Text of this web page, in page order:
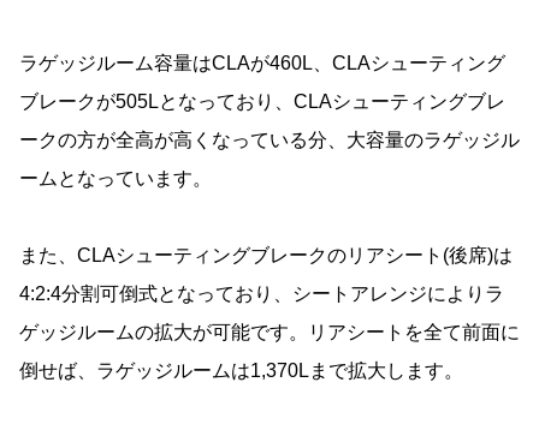
ラゲッジルーム容量はCLAが460L、CLAシューティング
ブレークが505Lとなっており、CLAシューティングブレ
ークの方が全高が高くなっている分、大容量のラゲッジル
ームとなっています。
また、CLAシューティングブレークのリアシート(後席)は
4:2:4分割可倒式となっており、シートアレンジによりラ
ゲッジルームの拡大が可能です。リアシートを全て前面に
倒せば、ラゲッジルームは1,370Lまで拡大します。